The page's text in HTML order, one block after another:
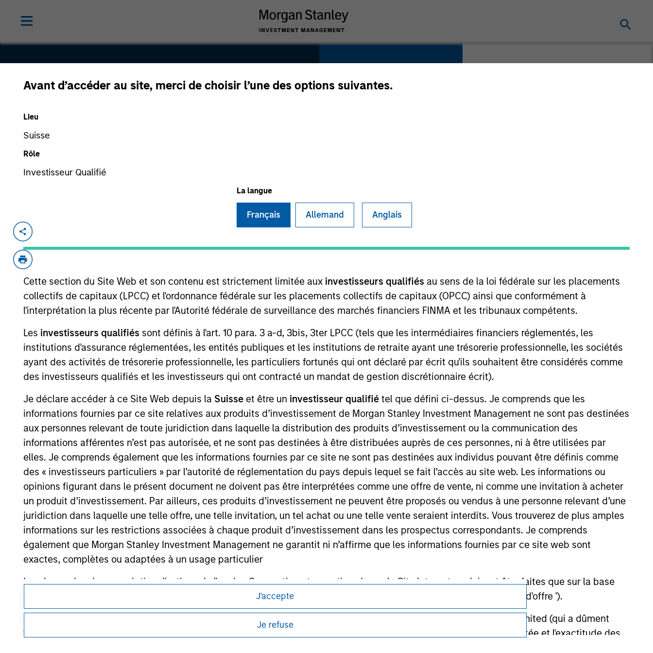
Avant d’accéder au site, merci de choisir l’une des options suivantes.
Lieu
Suisse
Rôle
Investisseur Qualifié
La langue
Français Allemand Anglais
Cette section du Site Web et son contenu est strictement limitée aux investisseurs qualifiés au sens de la loi fédérale sur les placements
collectifs de capitaux (LPCC) et l'ordonnance fédérale sur les placements collectifs de capitaux (OPCC) ainsi que conformément à
l'interprétation la plus récente par l'Autorité fédérale de surveillance des marchés financiers FINMA et les tribunaux compétents.
Les investisseurs qualifiés sont définis à l'art. 10 para. 3 a-d, 3bis, 3ter LPCC (tels que les intermédiaires financiers réglementés, les
institutions d'assurance réglementées, les entités publiques et les institutions de retraite ayant une trésorerie professionnelle, les sociétés
ayant des activités de trésorerie professionnelle, les particuliers fortunés qui ont déclaré par écrit qu'ils souhaitent être considérés comme
des investisseurs qualifiés et les investisseurs qui ont contracté un mandat de gestion discrétionnaire écrit).
Je déclare accéder à ce Site Web depuis la Suisse et être un investisseur qualifié tel que défini ci-dessus. Je comprends que les
informations fournies par ce site relatives aux produits d’investissement de Morgan Stanley Investment Management ne sont pas destinées
aux personnes relevant de toute juridiction dans laquelle la distribution des produits d’investissement ou la communication des
informations afférentes n’est pas autorisée, et ne sont pas destinées à être distribuées auprès de ces personnes, ni à être utilisées par
elles. Je comprends également que les informations fournies par ce site ne sont pas destinées aux individus pouvant être définis comme
des « investisseurs particuliers » par l’autorité de réglementation du pays depuis lequel se fait l’accès au site web. Les informations ou
opinions figurant dans le présent document ne doivent pas être interprétées comme une offre de vente, ni comme une invitation à acheter
un produit d’investissement. Par ailleurs, ces produits d’investissement ne peuvent être proposés ou vendus à une personne relevant d’une
juridiction dans laquelle une telle offre, une telle invitation, un tel achat ou une telle vente seraient interdits. Vous trouverez de plus amples
informations sur les restrictions associées à chaque produit d’investissement dans les prospectus correspondants. Je comprends
également que Morgan Stanley Investment Management ne garantit ni n’affirme que les informations fournies par ce site web sont
exactes, complètes ou adaptées à un usage particulier
Les demandes de souscription d'actions de l'un des Compartiments mentionnés sur le Site Internet ne doivent être faites que sur la base
des informations contenues dans le Prospectus, le Rapport annuel et le Rapport semestriel respectifs (' Documents d'offre ').
Les informations présentées sur le site Web sont, à la connaissance de Morgan Stanley Investment Management Limited (qui a dûment
veillé à ce que ce soit le cas), conformes à la réalité et ne comportent aucune omission susceptible d'affecter la portée et l'exactitude des
J'accepte
Je refuse
Healthcare
Apr 1999
First
Jan 2010
HealthStream (NASDAQ:HSTM) is a content management system for Internet-based
continuing medical education.
View Site
As of July 25, 2025. The above is provided for informational and educational purposes only. There is no guarantee that the investment mentioned
resulted in positive performance (for realized holdings), or will perform well in the future (for current holdings). The trademarks and service marks
above are the property of their respective owners. The information on this website has not been authorized, sponsored, or otherwise approved by
only as a convenience and the inclusion of any hyperlink is not and does not imply any endorsement, approval, investigation, verification or
monitoring by us of any information contained in any hyperlinked site. In no event shall we be responsible for the information contained on the site
or your use of such site.
Morgan Stanley
Morgan Stanley Careers
Ce document est une communication promotionnelle.
des informations relatives aux produits d’investissement de Morgan Stanley Investment Management.
Your Privacy Choices
Conditions d'utilisation